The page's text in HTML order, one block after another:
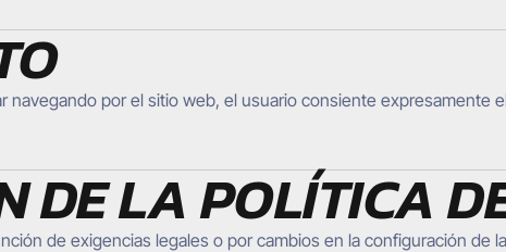
navegando por el sitio web, el usuario consiente expresamente
DE LA POLÍTICA
de exigencias legales o por cambios en la configuración de